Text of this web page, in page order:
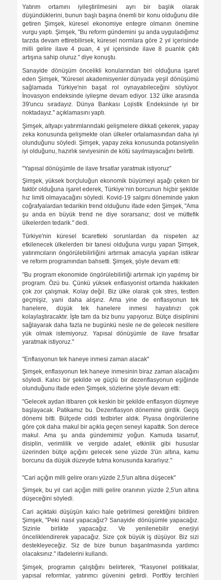
Yatırım ortamını iyileştirilmesini ayrı bir başlık olarak
düşündüklerini, bunun başlı başına önemli bir konu olduğunu dile
getiren Şimşek, küresel ekonomiye entegre olmanın önemine
vurgu yaptı. Şimşek, "Bu reform gündemini şu anda uyguladığımız
tarzda devam ettirebilirsek, küresel normlara göre 2 yıl içerisinde
milli gelire ilave 4 puan, 4 yıl içerisinde ilave 8 puanlık çıktı
artışına sahip oluruz." diye konuştu.
Sanayide dönüşüm öncelikli konularından biri olduğuna işaret
eden Şimşek, "Küresel akademisyenler dünyada yeşil dönüşümü
sağlamada Türkiye'nin başat rol oynayabileceğini söylüyor.
İnovasyon endeksinde iyileşme devam ediyor. 132 ülke arasında
39'uncu sıradayız. Dünya Bankası Lojistik Endeksinde iyi bir
noktadayız." açıklamasını yaptı.
Şimşek, altyapı yatırımlarındaki gelişmelere dikkati çekerek, yapay
zeka konusunda gelişmekte olan ülkeler ortalamasından daha iyi
olunduğunu söyledi. Şimşek, yapay zeka konusunda potansiyelin
iyi olduğunu, hazırlık seviyesinin de kötü sayılmayacağını belirtti.
"Yapısal dönüşümle de ilave fırsatlar yaratmak istiyoruz"
Şimşek, yüksek borçluluğun ekonomik büyümeyi aşağı çeken bir
faktör olduğuna işaret ederek, Türkiye’nin borcunun hiçbir şekilde
hız limiti olmayacağını söyledi. Kovid-19 salgını döneminde yakın
coğrafyalardan tedarikin trend olduğunu ifade eden Şimşek, "Ama
şu anda en büyük trend ne diye sorarsanız; dost ve müttefik
ülkelerden tedarik." dedi.
Türkiye'nin küresel ticaretteki sorunlardan da nispeten az
etkilenecek ülkelerden bir tanesi olduğuna vurgu yapan Şimşek,
yatırımcıların öngörülebilirliğini artırmak amacıyla yapılan istikrar
ve reform programından bahsetti. Şimşek, şöyle devam etti:
"Bu program ekonomide öngörülebilirliği artırmak için yapılmış bir
program. Özü bu. Çünkü yüksek enflasyonist ortamda hakikaten
çok zor çalışmak. Kolay değil. Biz ülke olarak çok stres, testten
geçmişiz, yani daha alışırız. Ama yine de enflasyonun tek
hanelere, düşük tek hanelere inmesi hayatınızı çok
kolaylaştıracaktır. İşte tam da biz bunu yapıyoruz. Bütçe disiplinini
sağlayarak daha fazla ne bugünkü nesle ne de gelecek nesillere
yük olmak istemiyoruz. Yapısal dönüşümle de ilave fırsatlar
yaratmak istiyoruz."
"Enflasyonun tek haneye inmesi zaman alacak"
Şimşek, enflasyonun tek haneye inmesinin biraz zaman alacağını
söyledi. Kalıcı bir şekilde ve güçlü bir dezenflasyonun eşiğinde
olunduğunu ifade eden Şimşek, sözlerine şöyle devam etti:
"Gelecek aydan itibaren çok keskin bir şekilde enflasyon düşmeye
başlayacak. Patikamız bu. Dezenflasyon dönemine girdik. Geçiş
dönemi bitti. Bütçede ciddi tedbirler aldık. Piyasa öngörülerine
göre çok daha makul bir açıkla geçen seneyi kapattık. Son derece
makul. Ama şu anda gündemimiz yoğun. Kamuda tasarruf,
disiplin, verimlilik ve vergide adalet, etkinlik gibi hususlar
üzerinden bütçe açığını gelecek sene yüzde 3'ün altına, kamu
borcunu da düşük düzeyde tutma konusunda kararlıyız."
"Cari açığın milli gelire oranı yüzde 2,5'un altına düşecek"
Şimşek, bu yıl cari açığın milli gelire oranının yüzde 2,5'un altına
düşeceğini söyledi.
Cari açıktaki düşüşün kalıcı hale getirilmesi gerektiğini bildiren
Şimşek, "Peki nasıl yapacağız? Sanayide dönüşümle yapacağız.
Sizinle birlikte yapacağız. Ve yenilenebilir enerjiyi
önceliklendirerek yapacağız. Size çok büyük iş düşüyor. Biz sizi
destekleyeceğiz. Siz de bize bunun başarılmasında yardımcı
olacaksınız." ifadelerini kullandı.
Şimşek, programın çalıştığını belirterek, "Rasyonel politikalar,
yapısal reformlar, yatırımcı güvenini getirdi. Portföy tercihleri